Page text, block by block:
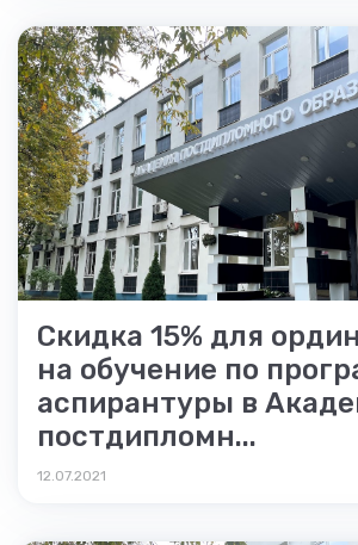
Скидка 15% для
на обучение по
аспирантуры в
постдипломн...
12.07.2021